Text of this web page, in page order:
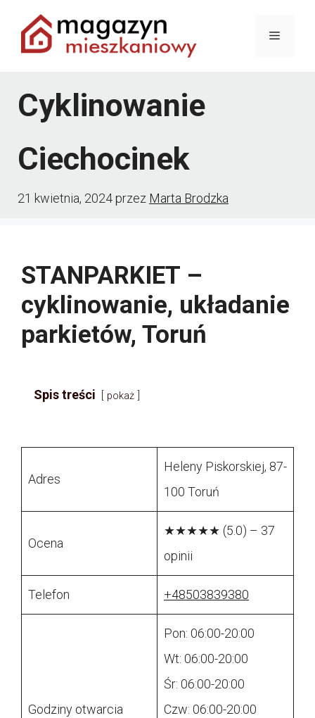
Przejdź
Menu
Cyklinowanie
Ciechocinek
21 kwietnia, 2024przez Marta Brodzka
STANPARKIET –
cyklinowanie, układanie
parkietów, Toruń
Spis treści pokaż
Adres
Heleny Piskorskiej, 87-
100 Toruń
Ocena
★★★★★ (5.0) – 37
opinii
Telefon +48503839380
Godziny otwarcia
Pon: 06:00-20:00
Wt: 06:00-20:00
Śr: 06:00-20:00
Czw: 06:00-20:00